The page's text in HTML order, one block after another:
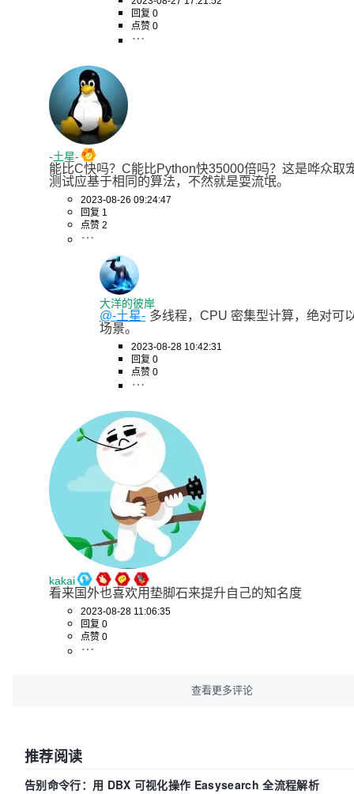
回复 0
点赞 0
-土星-
能比C快吗？C能比Python快35000倍吗？这是哗众取
测试应基于相同的算法，不然就是耍流氓。
2023-08-26 09:24:47
回复 1
点赞 2
大洋的彼岸
@-土星- 多线程，CPU 密集型计算，绝对可
场景。
2023-08-28 10:42:31
回复 0
点赞 0
kakai
看来国外也喜欢用垫脚石来提升自己的知名度
2023-08-28 11:06:35
回复 0
点赞 0
查看更多评论
推荐阅读
告别命令行：用 DBX 可视化操作 Easysearch 全流程解析